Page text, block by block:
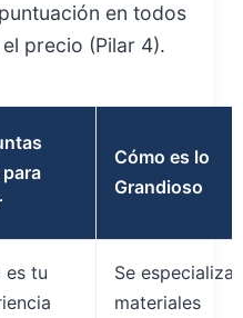
en todos
precio (Pilar 4).
Cómo es lo
Grandioso
es tu
Se especializa
materiales